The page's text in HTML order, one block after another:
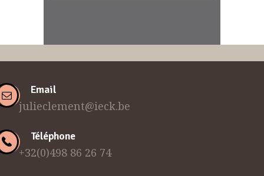
Email
julieclement@ieck.be
Téléphone
+32(0)498 86 26 74